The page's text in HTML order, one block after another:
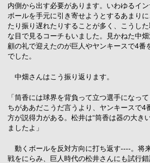
内側から出す必要があります。いわゆるイン
ボールを手元に引き寄せようとするあまり
たり振り遅れたりすることが多く、こうし
な目で見るコーチもいました。見かねた中
顧の礼で迎えたのが巨人やヤンキースで4番
でした。
中畑さんはこう振り返ります。
「筒香には球界を背負って立つ選手になっ
ちがああだこうだ言うより、ヤンキースで4
方が説得力がある。松井は“筒香は器の大き
ましたよ」
動くボールを反対方向に打ち返す----。将
戦をにらみ、巨人時代の松井さんにも試行